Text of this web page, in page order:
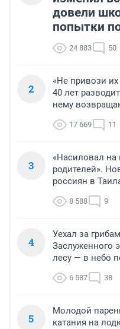
довели
попытки
24 883 50
2
«Не привози
40 лет
нему
17 669 11
3
«Насиловал на
родителей».
россиян в
8 588 9
4
Уехал за
Заслуженного
лесу — в небо
6 587 38
5
Молодой
катания на